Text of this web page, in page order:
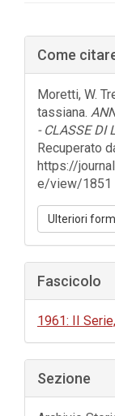
Barra
laterale
Come
Moretti, W.
tassiana.
- CLASSE DI
Recuperato
https://
e/view/1851
Ulteriori
Fascicolo
1961: II
Sezione